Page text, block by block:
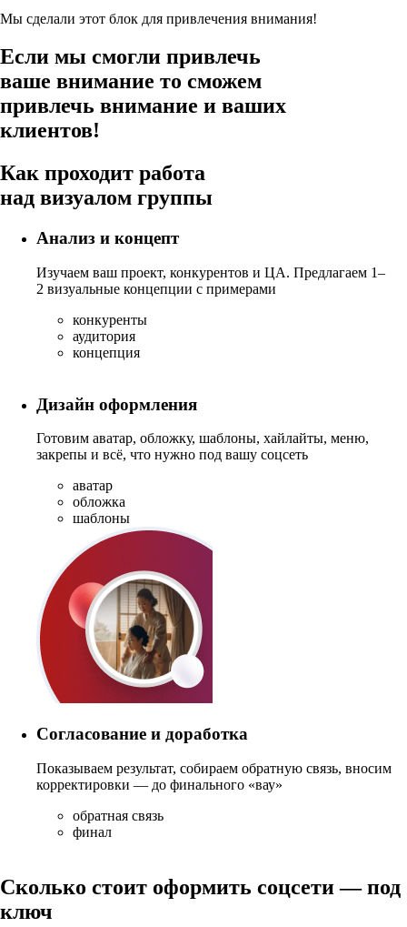
Мы сделали этот блок для привлечения внимания!
Если мы смогли привлечь
ваше внимание то сможем
привлечь внимание и вашиx
клиентов!
Как проходит работа
над визуалом группы
Анализ и концепт
Изучаем ваш проект, конкурентов и ЦА. Предлагаем 1–
2 визуальные концепции с примерами
конкуренты
аудитория
концепция
Дизайн оформления
Готовим аватар, обложку, шаблоны, хайлайты, меню,
закрепы и всё, что нужно под вашу соцсеть
аватар
обложка
шаблоны
Согласование и доработка
Показываем результат, собираем обратную связь, вносим
корректировки — до финального «вау»
обратная связь
финал
Сколько стоит оформить соцсети — под
ключ